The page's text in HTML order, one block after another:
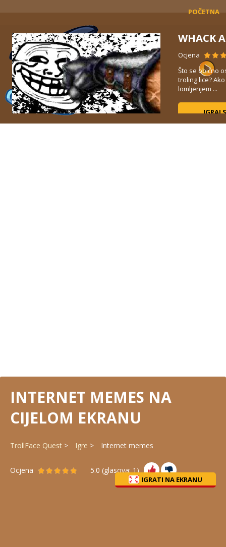
POČETNA
WHACK
Ocjena
Što se obično
troling lice?
lomljenjem ...
IGRAJ
INTERNET MEMES NA
CIJELOM EKRANU
TrollFace Quest Igre Internet memes
Ocjena 5.0 (glasova:1)
IGRATI NA EKRANU